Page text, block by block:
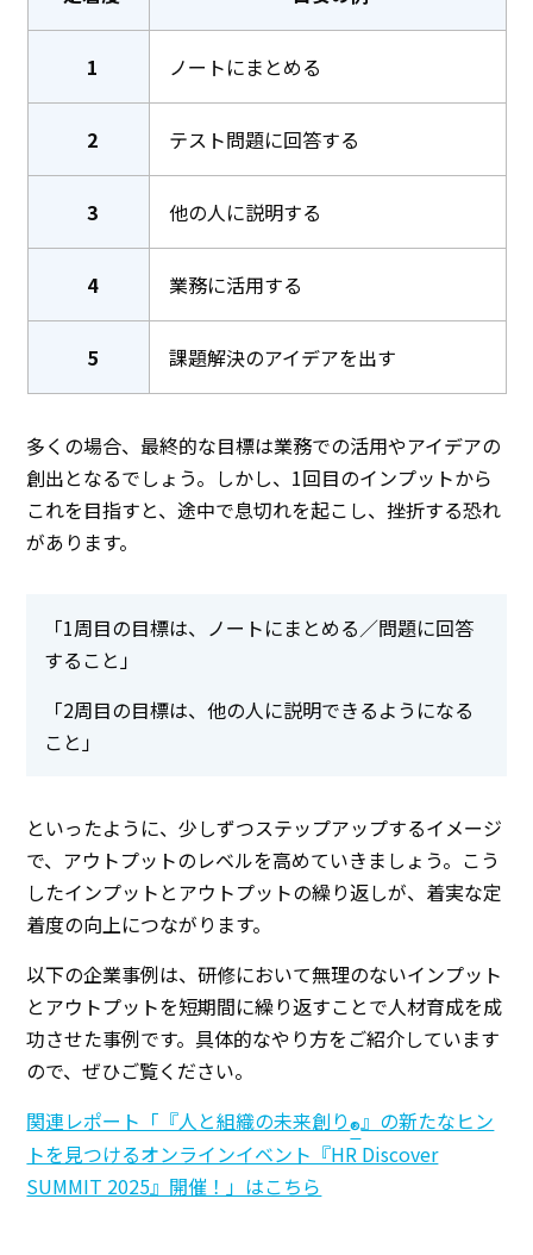
1 ノートにまとめる
2 テスト問題に回答する
3 他の人に説明する
4 業務に活用する
5 課題解決のアイデアを出す
多くの場合、最終的な目標は業務での活用やアイデアの
創出となるでしょう。しかし、1回目のインプットから
これを目指すと、途中で息切れを起こし、挫折する恐れ
があります。
「1周目の目標は、ノートにまとめる／問題に回答
すること」
「2周目の目標は、他の人に説明できるようになる
こと」
といったように、少しずつステップアップするイメージ
で、アウトプットのレベルを高めていきましょう。こう
したインプットとアウトプットの繰り返しが、着実な定
着度の向上につながります。
以下の企業事例は、研修において無理のないインプット
とアウトプットを短期間に繰り返すことで人材育成を成
功させた事例です。具体的なやり方をご紹介しています
ので、ぜひご覧ください。
関連レポート「『人と組織の未来創り®』の新たなヒン
トを見つけるオンラインイベント『HR Discover
SUMMIT 2025』開催！」はこちら